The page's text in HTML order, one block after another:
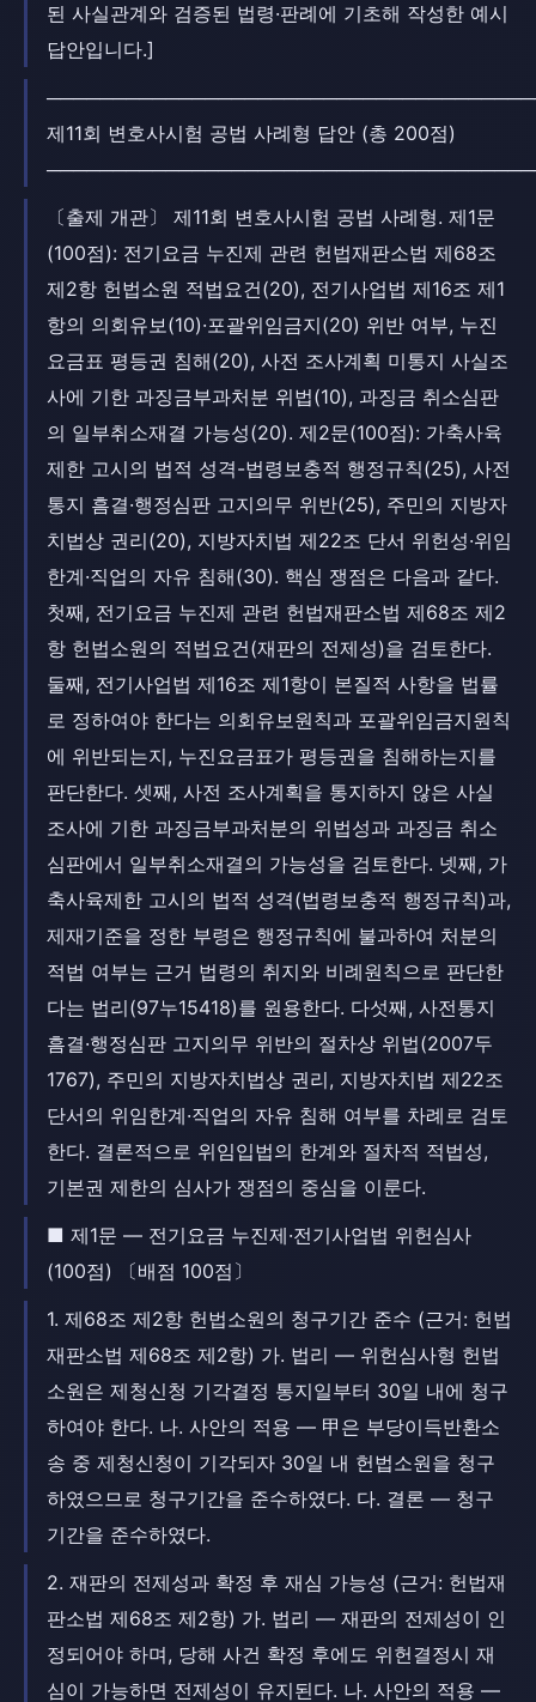
된 사실관계와 검증된 법령·판례에 기초해 작성한 예시
답안입니다.]
제11회 변호사시험 공법 사례형 답안 (총 200점)
〔출제 개관〕 제11회 변호사시험 공법 사례형. 제1문
(100점): 전기요금 누진제 관련 헌법재판소법 제68조
제2항 헌법소원 적법요건(20), 전기사업법 제16조 제1
항의 의회유보(10)·포괄위임금지(20) 위반 여부, 누진
요금표 평등권 침해(20), 사전 조사계획 미통지 사실조
사에 기한 과징금부과처분 위법(10), 과징금 취소심판
의 일부취소재결 가능성(20). 제2문(100점): 가축사육
제한 고시의 법적 성격-법령보충적 행정규칙(25), 사전
통지 흠결·행정심판 고지의무 위반(25), 주민의 지방자
치법상 권리(20), 지방자치법 제22조 단서 위헌성·위임
한계·직업의 자유 침해(30). 핵심 쟁점은 다음과 같다.
첫째, 전기요금 누진제 관련 헌법재판소법 제68조 제2
항 헌법소원의 적법요건(재판의 전제성)을 검토한다.
둘째, 전기사업법 제16조 제1항이 본질적 사항을 법률
로 정하여야 한다는 의회유보원칙과 포괄위임금지원칙
에 위반되는지, 누진요금표가 평등권을 침해하는지를
판단한다. 셋째, 사전 조사계획을 통지하지 않은 사실
조사에 기한 과징금부과처분의 위법성과 과징금 취소
심판에서 일부취소재결의 가능성을 검토한다. 넷째, 가
축사육제한 고시의 법적 성격(법령보충적 행정규칙)과,
제재기준을 정한 부령은 행정규칙에 불과하여 처분의
적법 여부는 근거 법령의 취지와 비례원칙으로 판단한
다는 법리(97누15418)를 원용한다. 다섯째, 사전통지
흠결·행정심판 고지의무 위반의 절차상 위법(2007두
1767), 주민의 지방자치법상 권리, 지방자치법 제22조
단서의 위임한계·직업의 자유 침해 여부를 차례로 검토
한다. 결론적으로 위임입법의 한계와 절차적 적법성,
기본권 제한의 심사가 쟁점의 중심을 이룬다.
■ 제1문 — 전기요금 누진제·전기사업법 위헌심사
(100점) 〔배점 100점〕
1. 제68조 제2항 헌법소원의 청구기간 준수 (근거: 헌법
재판소법 제68조 제2항) 가. 법리 — 위헌심사형 헌법
소원은 제청신청 기각결정 통지일부터 30일 내에 청구
하여야 한다. 나. 사안의 적용 — 甲은 부당이득반환소
송 중 제청신청이 기각되자 30일 내 헌법소원을 청구
하였으므로 청구기간을 준수하였다. 다. 결론 — 청구
기간을 준수하였다.
2. 재판의 전제성과 확정 후 재심 가능성 (근거: 헌법재
판소법 제68조 제2항) 가. 법리 — 재판의 전제성이 인
정되어야 하며, 당해 사건 확정 후에도 위헌결정시 재
심이 가능하면 전제성이 유지된다. 나. 사안의 적용 —